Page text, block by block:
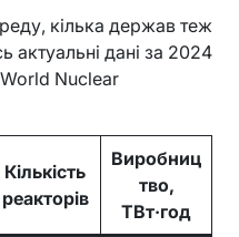
кілька держав теж
актуальні дані за 2024
Nuclear
Кількість
реакторів
Виробниц
тво,
ТВт·год